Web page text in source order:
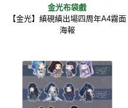
金光布袋戲
【金光】縝硯縝出場四周年A4霧面
海報